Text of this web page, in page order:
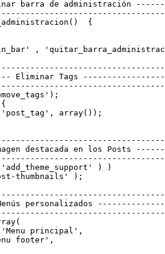
barra de administración
{
,
Eliminar Tags
array());
destacada en los Posts
) )
thumbnails' );
personalizados
principal',
footer',